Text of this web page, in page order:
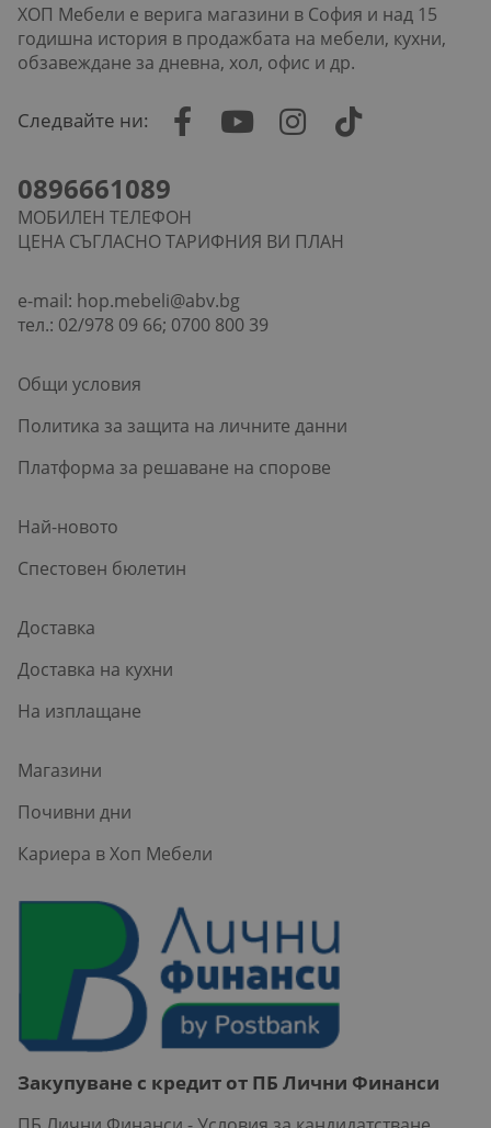
ХОП Мебели е верига магазини в София и над 15
годишна история в продажбата на мебели, кухни,
обзавеждане за дневна, хол, офис и др.
Следвайте ни:
0896661089
МОБИЛЕН ТЕЛЕФОН
ЦЕНА СЪГЛАСНО ТАРИФНИЯ ВИ ПЛАН
e-mail: hop.mebeli@abv.bg
тел.: 02/978 09 66; 0700 800 39
Общи условия
Политика за защита на личните данни
Платформа за решаване на спорове
Най-новото
Спестовен бюлетин
Доставка
Доставка на кухни
На изплащане
Магазини
Почивни дни
Кариера в Хоп Мебели
Закупуване с кредит от ПБ Лични Финанси